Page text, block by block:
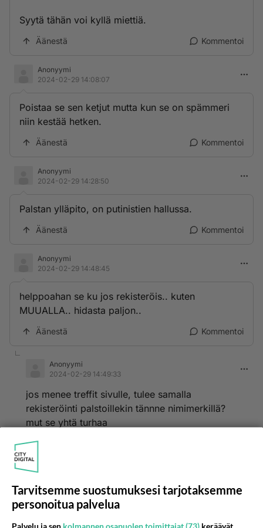
Syytä tähän voi kyllä miettiä.
Äänestä Kommentoi
Anonyymi
2024-02-29 14:08:07
Poistaa se sen ketjut mutta kun se on spämmeri
niin kestää hetken.
Äänestä Kommentoi
Anonyymi
2024-02-29 14:28:50
Palstan ylläpito, on putinistien hallussa.
Äänestä Kommentoi
Anonyymi
2024-02-29 14:48:45
helppoahan se ku jos rekisteröis.. kuten
MUUALLA.. hidasta paljon..
Äänestä Kommentoi
Anonyymi
2024-02-29 14:49:33
jos menee treffit sivulle, tulee samalla
rekisteröinti palstoillekin tännne nimimerkillä?
mut se yhtä turhaa
Kommentoi aloitusta...
Tarvitsemme suostumuksesi tarjotaksemme
personoitua palvelua